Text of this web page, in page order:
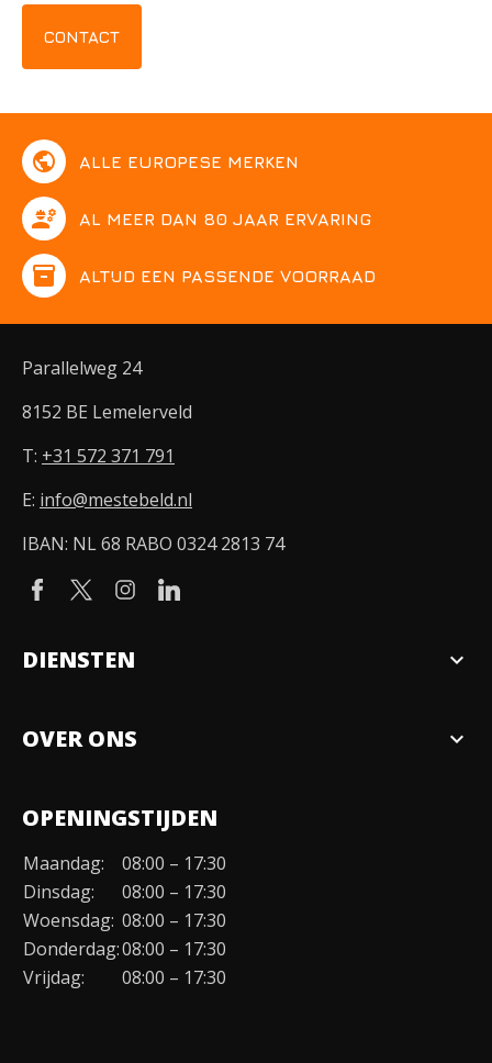
CONTACT
public ALLE EUROPESE MERKEN
engineering AL MEER DAN 80 JAAR ERVARING
inventory ALTIJD EEN PASSENDE VOORRAAD
Parallelweg 24
8152 BE Lemelerveld
T: +31 572 371 791
E: info@mestebeld.nl
IBAN: NL 68 RABO 0324 2813 74
DIENSTEN expand_more
OVER ONS expand_more
Organisatie
Duurzaamheid
Werken bij
Contact
OPENINGSTIJDEN
Maandag:
08:00 – 17:30
Dinsdag:
08:00 – 17:30
Woensdag: 08:00 – 17:30
Donderdag:08:00 – 17:30
Vrijdag:
08:00 – 17:30